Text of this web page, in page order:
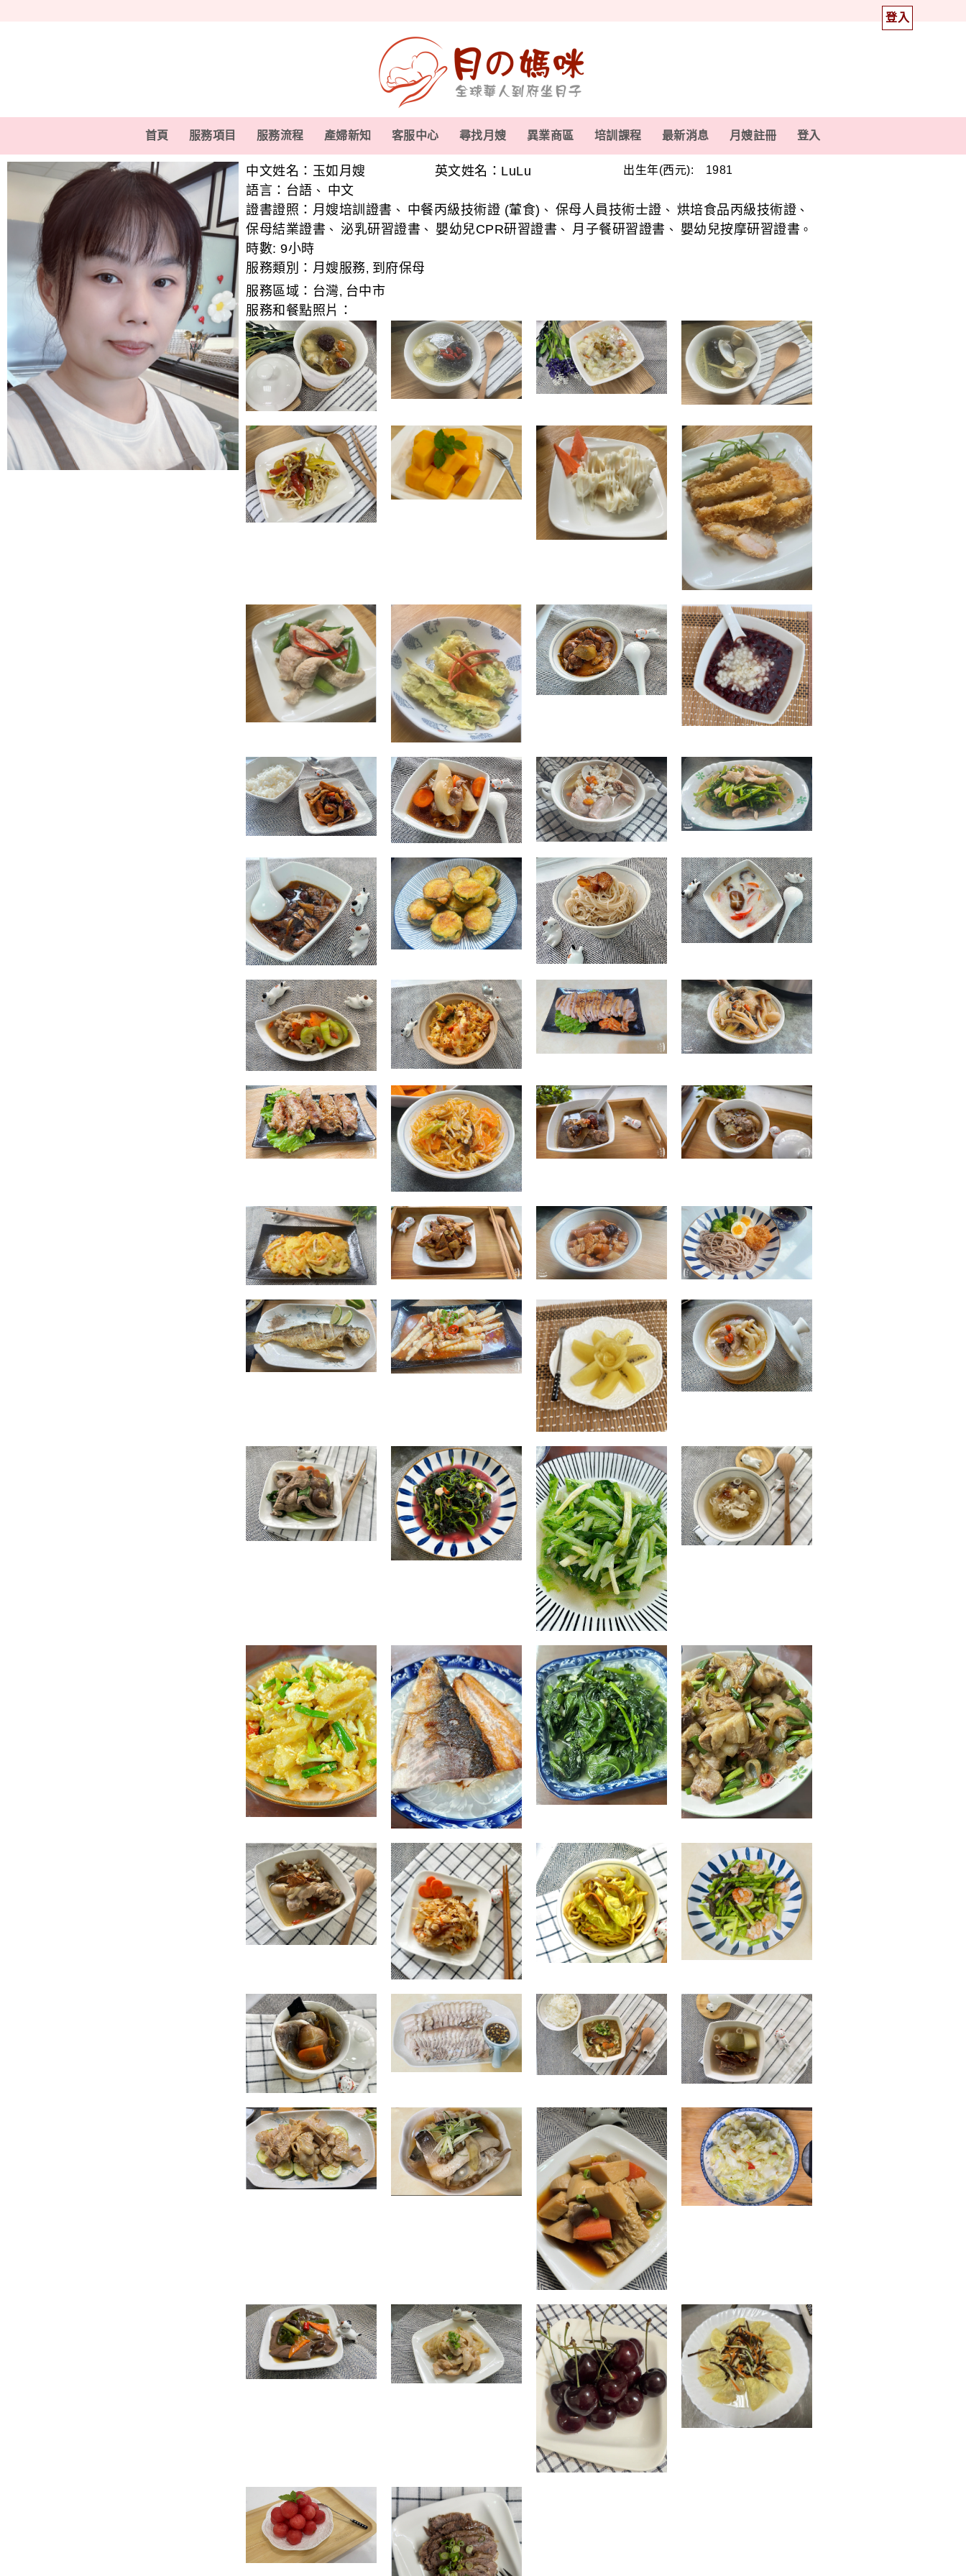
登入
首頁 服務項目 服務流程 產婦新知 客服中心 尋找月嫂 異業商區 培訓課程 最新消息 月嫂註冊 登入
中文姓名：玉如月嫂 英文姓名：LuLu 出生年(西元): 1981
語言： 台語 、
中文
證書證照： 月嫂培訓證書 、 中餐丙級技術證 (葷食) 、 保母人員技術士證 、 烘培食品丙級技術證 、
保母結業證書 、 泌乳研習證書 、 嬰幼兒CPR研習證書 、 月子餐研習證書 、 嬰幼兒按摩研習證書 。
時數: 9小時
服務類別： 月嫂服務, 到府保母
服務區域： 台灣, 台中市
服務和餐點照片：